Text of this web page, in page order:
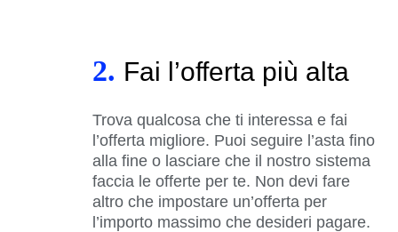
2. Fai l’offerta più alta
Trova qualcosa che ti interessa e fai
l’offerta migliore. Puoi seguire l’asta fino
alla fine o lasciare che il nostro sistema
faccia le offerte per te. Non devi fare
altro che impostare un’offerta per
l’importo massimo che desideri pagare.